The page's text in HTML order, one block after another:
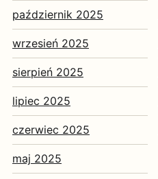
październik 2025
wrzesień 2025
sierpień 2025
lipiec 2025
czerwiec 2025
maj 2025